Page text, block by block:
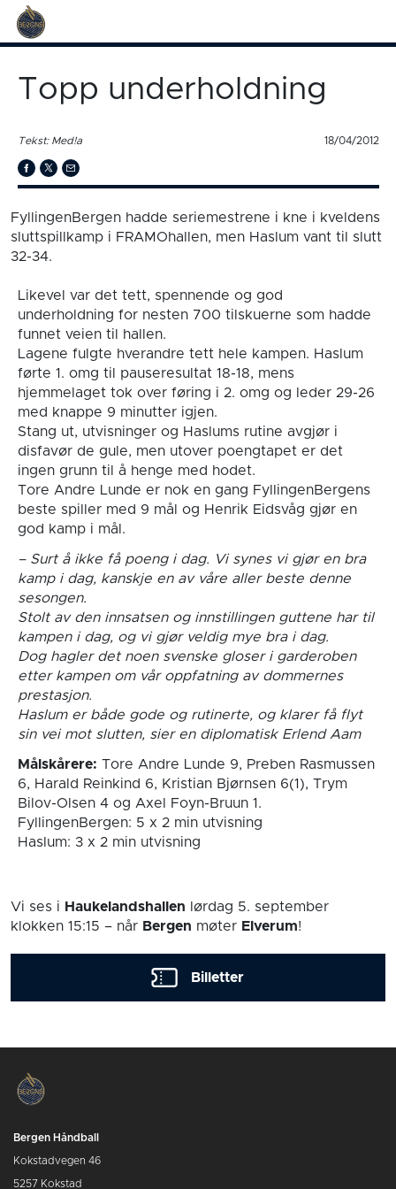
Topp underholdning
Tekst: Med!a 18/04/2012
FyllingenBergen hadde seriemestrene i kne i kveldens
sluttspillkamp i FRAMOhallen, men Haslum vant til slutt
32-34.
Likevel var det tett, spennende og god
underholdning for nesten 700 tilskuerne som hadde
funnet veien til hallen.
Lagene fulgte hverandre tett hele kampen. Haslum
førte 1. omg til pauseresultat 18-18, mens
hjemmelaget tok over føring i 2. omg og leder 29-26
med knappe 9 minutter igjen.
Stang ut, utvisninger og Haslums rutine avgjør i
disfavør de gule, men utover poengtapet er det
ingen grunn til å henge med hodet.
Tore Andre Lunde er nok en gang FyllingenBergens
beste spiller med 9 mål og Henrik Eidsvåg gjør en
god kamp i mål.
– Surt å ikke få poeng i dag. Vi synes vi gjør en bra
kamp i dag, kanskje en av våre aller beste denne
sesongen.
Stolt av den innsatsen og innstillingen guttene har til
kampen i dag, og vi gjør veldig mye bra i dag.
Dog hagler det noen svenske gloser i garderoben
etter kampen om vår oppfatning av dommernes
prestasjon.
Haslum er både gode og rutinerte, og klarer få flyt
sin vei mot slutten, sier en diplomatisk Erlend Aam
Målskårere: Tore Andre Lunde 9, Preben Rasmussen
6, Harald Reinkind 6, Kristian Bjørnsen 6(1), Trym
Bilov-Olsen 4 og Axel Foyn-Bruun 1.
FyllingenBergen: 5 x 2 min utvisning
Haslum: 3 x 2 min utvisning
Vi ses i Haukelandshallen lørdag 5. september
klokken 15:15 – når Bergen møter Elverum!
Billetter
Bergen Håndball
Kokstadvegen 46
5257 Kokstad